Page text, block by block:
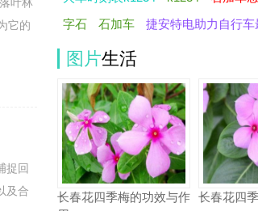
它的
捉回
及合
字石
石加车 捷安特电助力自行车
图片生活
长春花四季梅的功效与作 长春花四